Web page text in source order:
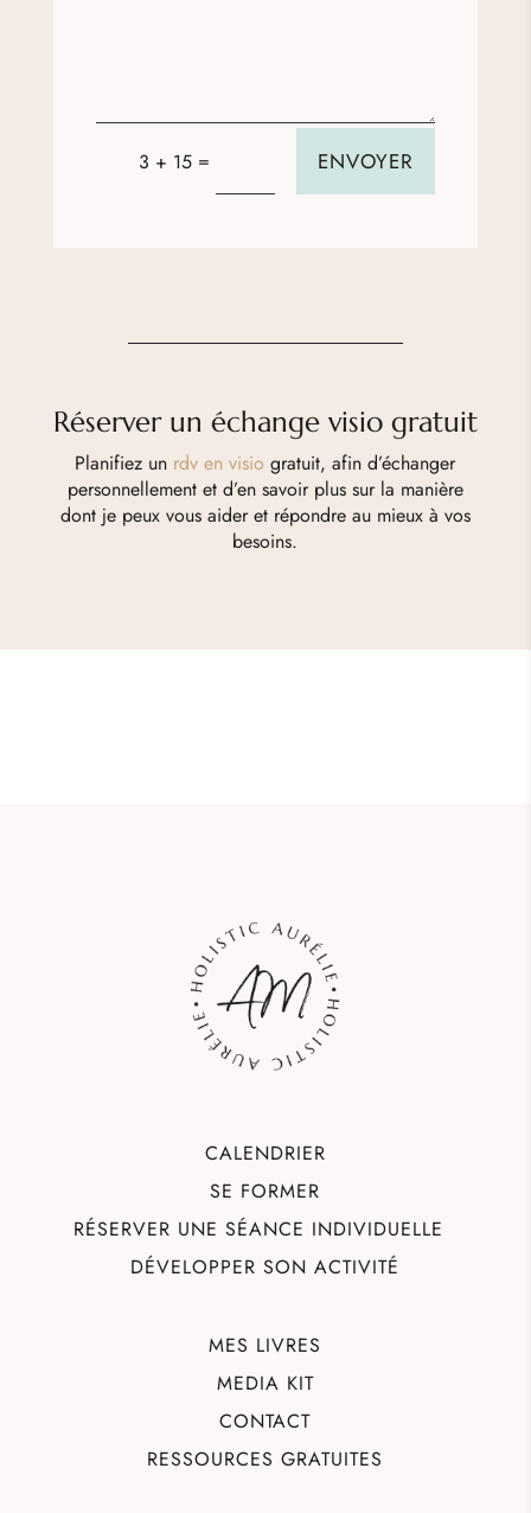
3 + 15 = ENVOYER
Réserver un échange visio gratuit
Planifiez un rdv en visio gratuit, afin d’échanger
personnellement et d’en savoir plus sur la manière
dont je peux vous aider et répondre au mieux à vos
besoins.
CALENDRIER
SE FORMER
RÉSERVER UNE SÉANCE INDIVIDUELLE
DÉVELOPPER SON ACTIVITÉ
MES LIVRES
MEDIA KIT
CONTACT
RESSOURCES GRATUITES